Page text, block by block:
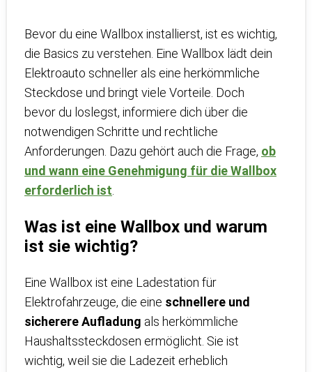
Bevor du eine Wallbox installierst, ist es wichtig,
die Basics zu verstehen. Eine Wallbox lädt dein
Elektroauto schneller als eine herkömmliche
Steckdose und bringt viele Vorteile. Doch
bevor du loslegst, informiere dich über die
notwendigen Schritte und rechtliche
Anforderungen. Dazu gehört auch die Frage, ob
und wann eine Genehmigung für die Wallbox
erforderlich ist
Was ist eine Wallbox und warum
ist sie wichtig?
Eine Wallbox ist eine Ladestation für
Elektrofahrzeuge, die eine schnellere und
sicherere Aufladung als herkömmliche
Haushaltssteckdosen ermöglicht. Sie ist
wichtig, weil sie die Ladezeit erheblich